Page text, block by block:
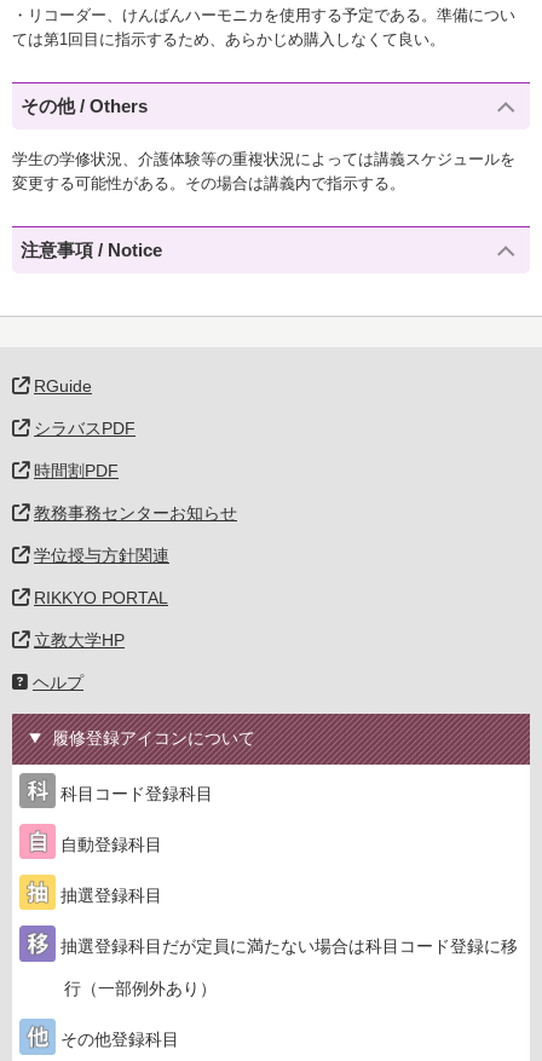
・リコーダー、けんばんハーモニカを使用する予定である。準備につい
ては第1回目に指示するため、あらかじめ購入しなくて良い。
その他 / Others
学生の学修状況、介護体験等の重複状況によっては講義スケジュールを
変更する可能性がある。その場合は講義内で指示する。
注意事項 / Notice
RGuide
シラバスPDF
時間割PDF
教務事務センターお知らせ
学位授与方針関連
RIKKYO PORTAL
立教大学HP
ヘルプ
履修登録アイコンについて
科目コード登録科目
自動登録科目
抽選登録科目
抽選登録科目だが定員に満たない場合は科目コード登録に移
行（一部例外あり）
その他登録科目